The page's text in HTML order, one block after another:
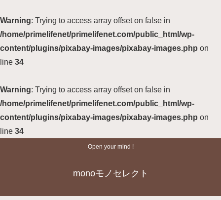
Warning: Trying to access array offset on false in
/home/primelifenet/primelifenet.com/public_html/wp-
content/plugins/pixabay-images/pixabay-images.php on
line 34
Warning: Trying to access array offset on false in
/home/primelifenet/primelifenet.com/public_html/wp-
content/plugins/pixabay-images/pixabay-images.php on
line 34
Open your mind !
monoモノセレクト